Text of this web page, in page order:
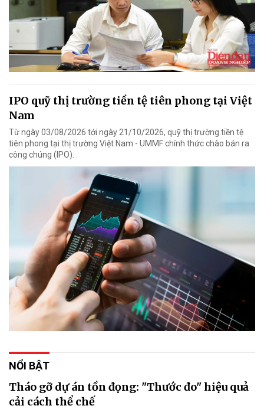
IPO quỹ thị trường tiền tệ tiên phong tại Việt
Nam
Từ ngày 03/08/2026 tới ngày 21/10/2026, quỹ thị trường tiền tệ
tiên phong tại thị trường Việt Nam - UMMF chính thức chào bán ra
công chúng (IPO).
NỔI BẬT
Tháo gỡ dự án tồn đọng: "Thước đo" hiệu quả
cải cách thể chế